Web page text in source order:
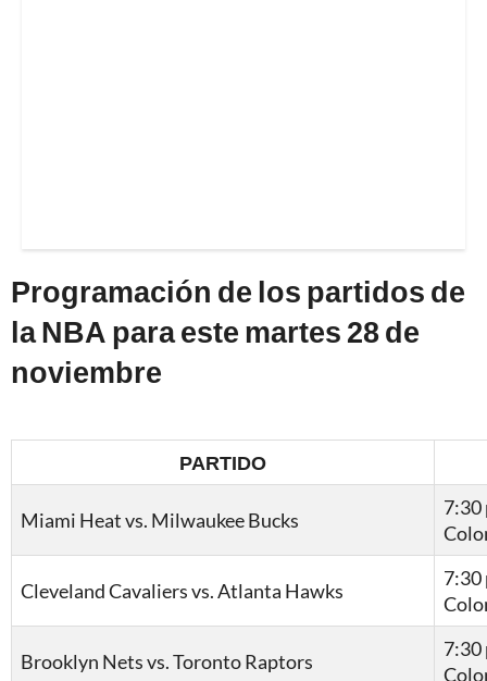
Programación de los partidos de
la NBA para este martes 28 de
noviembre
PARTIDO
Miami Heat vs. Milwaukee Bucks
7:30
Cleveland Cavaliers vs. Atlanta Hawks
7:30
Brooklyn Nets vs. Toronto Raptors
7:30